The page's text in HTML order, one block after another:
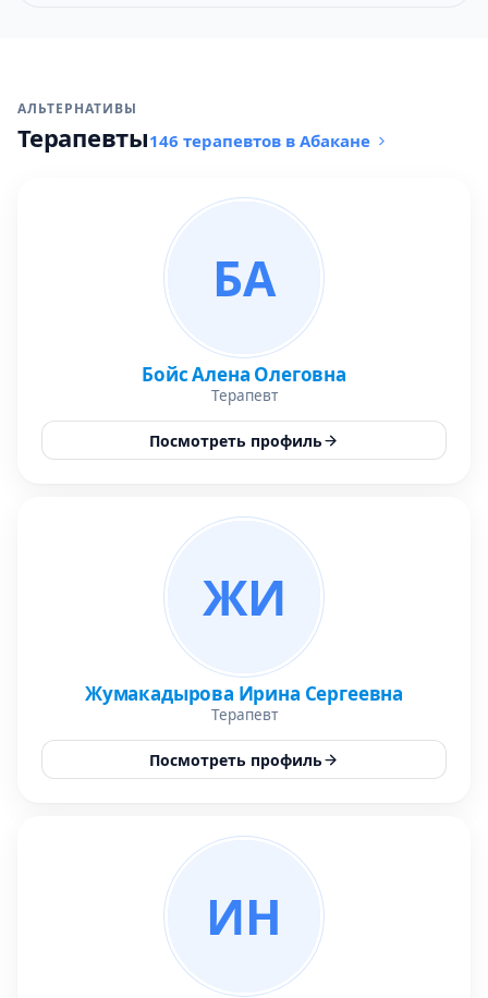
АЛЬТЕРНАТИВЫ
Терапевты146 терапевтов в Абакане
БА
Бойс Алена Олеговна
Терапевт
Посмотреть профиль
ЖИ
Жумакадырова Ирина Сергеевна
Терапевт
Посмотреть профиль
ИН